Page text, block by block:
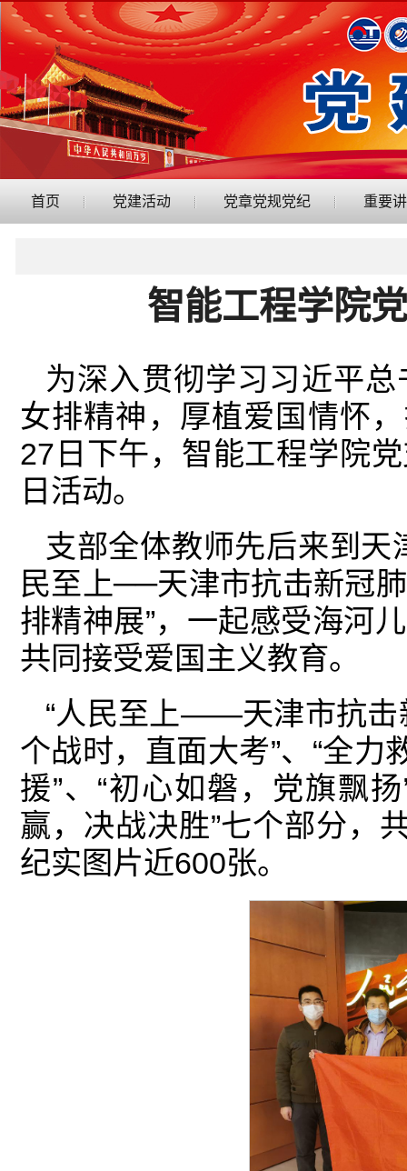
首页 党建活动 党章党规党纪 重要
智能工程学院
为深入贯彻学习习近平
女排精神，厚植爱国情怀
27日下午，智能工程学院
日活动。
支部全体教师先后来到天
民至上──天津市抗击新冠
排精神展”，一起感受海河
共同接受爱国主义教育。
“人民至上——天津市抗击
个战时，直面大考”、“全力
援”、“初心如磐，党旗飘
赢，决战决胜”七个部分，
纪实图片近600张。